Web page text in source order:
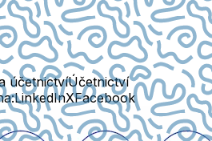
účetnictvíÚčetnictví
LinkedInXFacebook